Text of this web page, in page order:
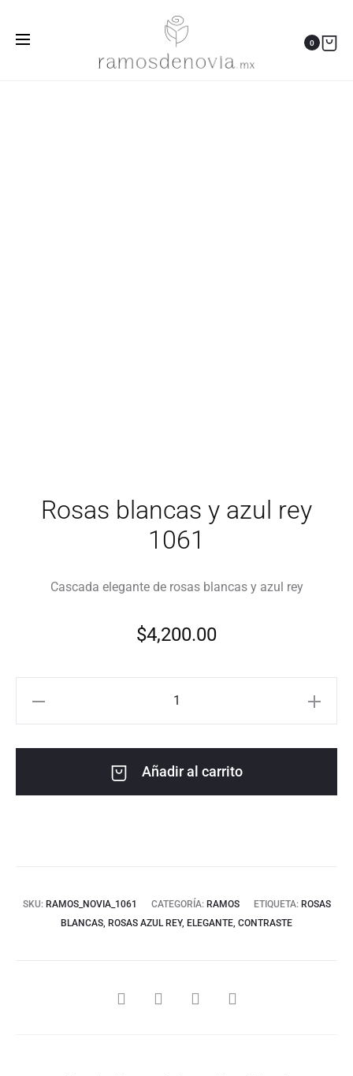
0
Rosas blancas y azul rey 1061
Rosas blancas y azul rey
1061
Cascada elegante de rosas blancas y azul rey
$4,200.00
Añadir al carrito
SKU: RAMOS_NOVIA_1061 CATEGORÍA: RAMOS ETIQUETA: ROSAS
BLANCAS, ROSAS AZUL REY, ELEGANTE, CONTRASTE